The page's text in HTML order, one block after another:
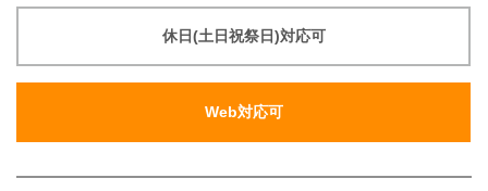
休日(土日祝祭日)対応可
Web対応可